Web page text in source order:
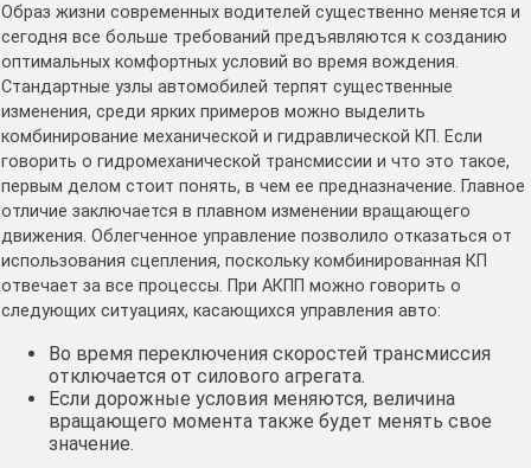
Образ жизни современных водителей существенно меняется и
сегодня все больше требований предъявляются к созданию
оптимальных комфортных условий во время вождения.
Стандартные узлы автомобилей терпят существенные
изменения, среди ярких примеров можно выделить
комбинирование механической и гидравлической КП. Если
говорить о гидромеханической трансмиссии и что это такое,
первым делом стоит понять, в чем ее предназначение. Главное
отличие заключается в плавном изменении вращающего
движения. Облегченное управление позволило отказаться от
использования сцепления, поскольку комбинированная КП
отвечает за все процессы. При АКПП можно говорить о
следующих ситуациях, касающихся управления авто:
Во время переключения скоростей трансмиссия
отключается от силового агрегата.
Если дорожные условия меняются, величина
вращающего момента также будет менять свое
значение.